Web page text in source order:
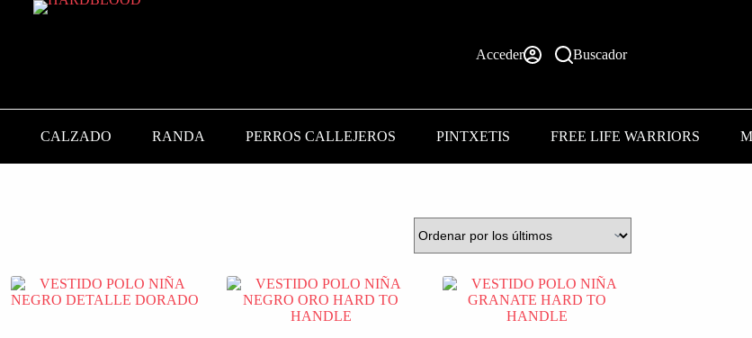
Acceder Buscador
CALZADO RANDA PERROS CALLEJEROS PINTXETIS FREE LIFE WARRIORS